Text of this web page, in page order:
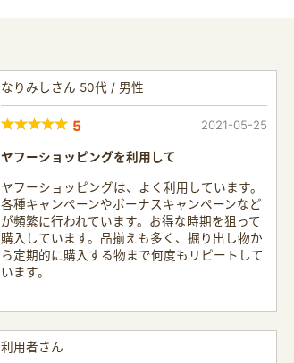
なりみしさん 50代 / 男性
5 2021-05-25
ヤフーショッピングを利用して
ヤフーショッピングは、よく利用しています。
各種キャンペーンやボーナスキャンペーンなど
が頻繁に行われています。お得な時期を狙って
購入しています。品揃えも多く、掘り出し物か
ら定期的に購入する物まで何度もリピートして
います。
利用者さん